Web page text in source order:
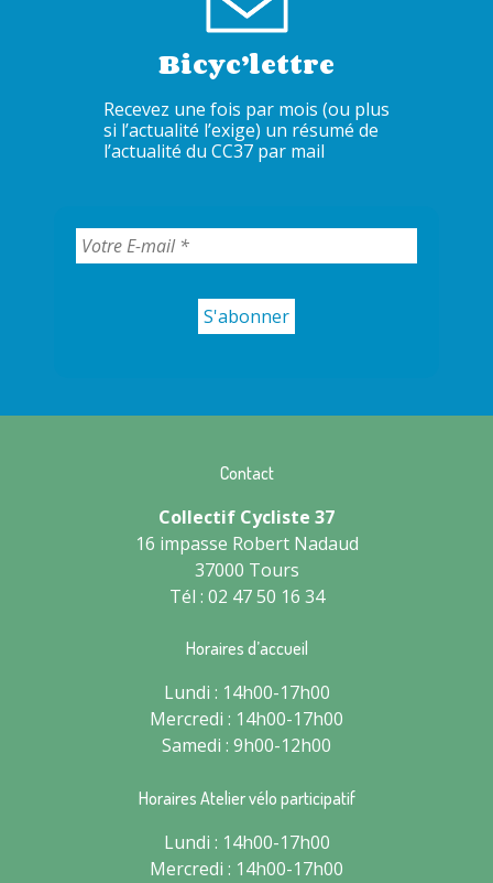
Bicyc’lettre
Recevez une fois par mois (ou plus
si l’actualité l’exige) un résumé de
l’actualité du CC37 par mail
Contact
Collectif Cycliste 37
16 impasse Robert Nadaud
37000 Tours
Tél : 02 47 50 16 34
Horaires d’accueil
Lundi : 14h00-17h00
Mercredi : 14h00-17h00
Samedi : 9h00-12h00
Horaires Atelier vélo participatif
Lundi : 14h00-17h00
Mercredi : 14h00-17h00